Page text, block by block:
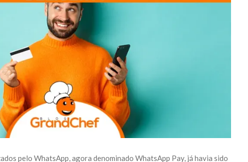
pelo WhatsApp, agora denominado WhatsApp Pay, já havia sido